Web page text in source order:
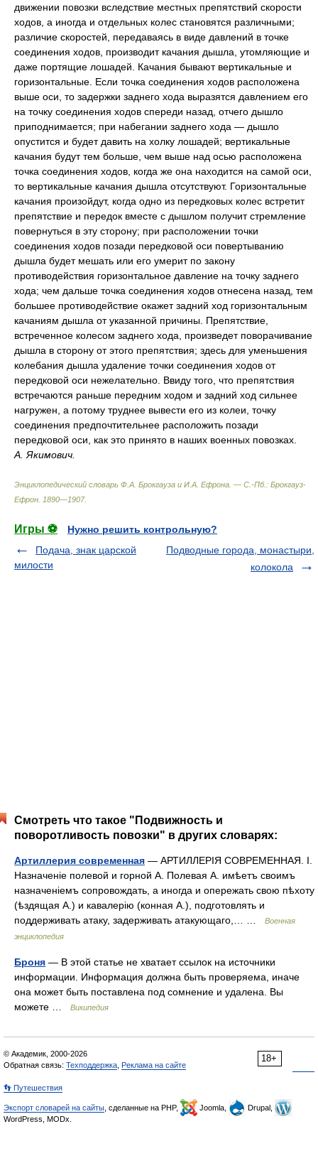
движении повозки вследствие местных препятствий скорости
ходов, а иногда и отдельных колес становятся различными;
различие скоростей, передаваясь в виде давлений в точке
соединения ходов, производит качания дышла, утомляющие и
даже портящие лошадей. Качания бывают вертикальные и
горизонтальные. Если точка соединения ходов расположена
выше оси, то задержки заднего хода выразятся давлением его
на точку соединения ходов спереди назад, отчего дышло
приподнимается; при набегании заднего хода — дышло
опустится и будет давить на холку лошадей; вертикальные
качания будут тем больше, чем выше над осью расположена
точка соединения ходов, когда же она находится на самой оси,
то вертикальные качания дышла отсутствуют. Горизонтальные
качания произойдут, когда одно из передковых колес встретит
препятствие и передок вместе с дышлом получит стремление
повернуться в эту сторону; при расположении точки
соединения ходов позади передковой оси повертыванию
дышла будет мешать или его умерит по закону
противодействия горизонтальное давление на точку заднего
хода; чем дальше точка соединения ходов отнесена назад, тем
большее противодействие окажет задний ход горизонтальным
качаниям дышла от указанной причины. Препятствие,
встреченное колесом заднего хода, произведет поворачивание
дышла в сторону от этого препятствия; здесь для уменьшения
колебания дышла удаление точки соединения ходов от
передковой оси нежелательно. Ввиду того, что препятствия
встречаются раньше передним ходом и задний ход сильнее
нагружен, а потому труднее вывести его из колеи, точку
соединения предпочтительнее расположить позади
передковой оси, как это принято в наших военных повозках.
А. Якимович.
Энциклопедический словарь Ф.А. Брокгауза и И.А. Ефрона. — С.-Пб.: Брокгауз-
Ефрон 1890—1907.
Игры ⚽
Нужно решить контрольную?
Подача, знак царской
милости
Подводные города, монастыри,
колокола
Смотреть что такое "Подвижность и
поворотливость повозки" в других словарях:
Артиллерия современная — АРТИЛЛЕРІЯ СОВРЕМЕННАЯ. I.
Назначеніе полевой и горной А. Полевая А. имѣетъ своимъ
назначеніемъ сопровождать, а иногда и опережать свою пѣхоту
(ѣздящая А.) и кавалерію (конная А.), подготовлять и
поддерживать атаку, задерживать атакующаго,… …
Военная
энциклопедия
Броня — В этой статье не хватает ссылок на источники
информации. Информация должна быть проверяема, иначе
она может быть поставлена под сомнение и удалена. Вы
можете …
Википедия
18+
© Академик, 2000-2026
Обратная связь: Техподдержка Реклама на сайте
👣 Путешествия
Экспорт словарей на сайты , сделанные на PHP, Joomla,
Drupal,
WordPress, MODx.